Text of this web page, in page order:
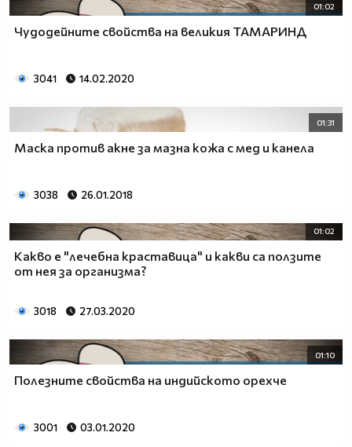
01:02
Чудодейните свойства на великия ТАМАРИНД
3041 14.02.2020
01:31
Маска против акне за мазна кожа с мед и канела
3038 26.01.2018
01:02
Какво е "лечебна краставица" и какви са ползите
от нея за организма?
3018 27.03.2020
01:10
Полезните свойства на индийското орехче
3001 03.01.2020